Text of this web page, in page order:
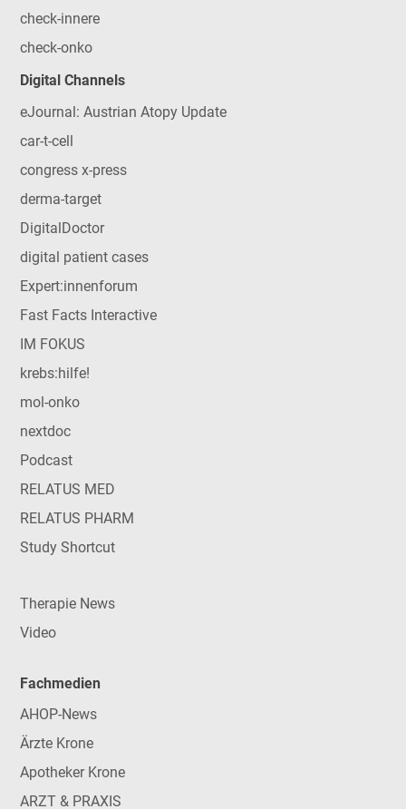
check-innere
check-onko
Digital Channels
eJournal: Austrian Atopy Update
car-t-cell
congress x-press
derma-target
DigitalDoctor
digital patient cases
Expert:innenforum
Fast Facts Interactive
IM FOKUS
krebs:hilfe!
mol-onko
nextdoc
Podcast
RELATUS MED
RELATUS PHARM
Study Shortcut
Therapie News
Video
Fachmedien
AHOP-News
Ärzte Krone
Apotheker Krone
ARZT & PRAXIS